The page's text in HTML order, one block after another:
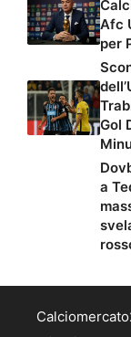
Afc
per
Gol
a